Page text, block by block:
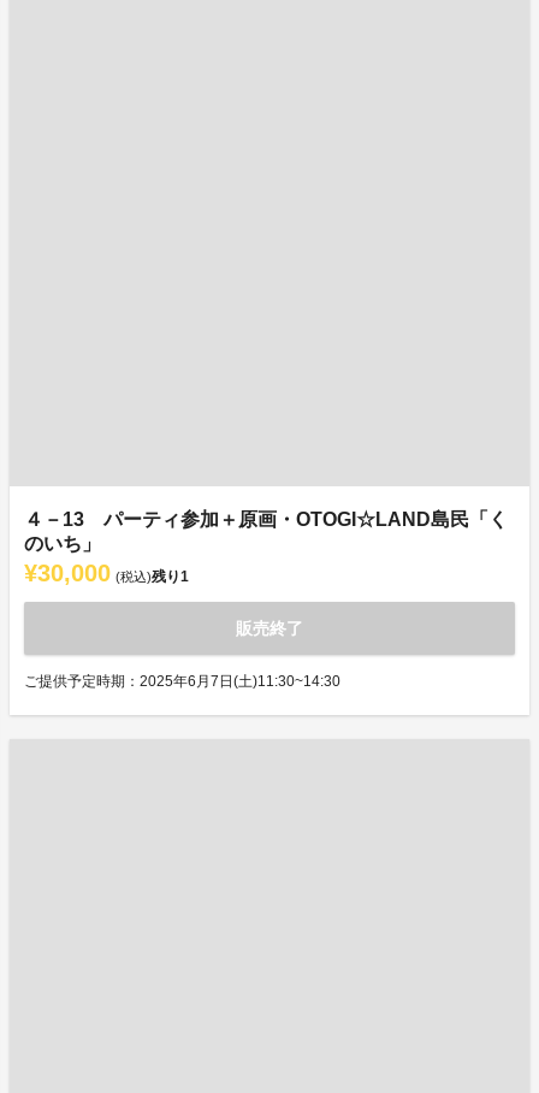
４－13 パーティ参加＋原画・OTOGI☆LAND島民「く
のいち」
¥30,000 (税込)残り1
販売終了
ご提供予定時期：2025年6月7日(土)11:30~14:30